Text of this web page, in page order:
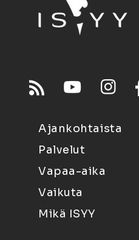
Ajankohtaista
Palvelut
Vapaa-aika
Vaikuta
Mikä ISYY